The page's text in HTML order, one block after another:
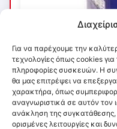
Για να παρέχουμε την
τεχνολογίες όπως cookies
πληροφορίες συσκευών. Η
θα μας επιτρέψει να
χαρακτήρα, όπως
αναγνωριστικά σε αυτόν τον
ανάκληση της συγκατάθεσης,
ορισμένες λειτουργίες και